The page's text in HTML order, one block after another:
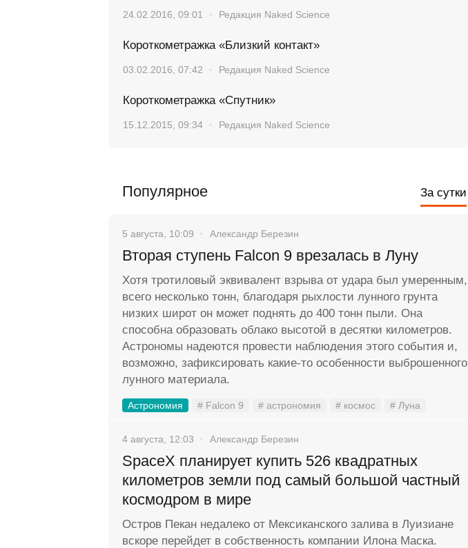
24.02.2016, 09:01 Редакция Naked Science
Короткометражка «Близкий контакт»
03.02.2016, 07:42 Редакция Naked Science
Короткометражка «Спутник»
15.12.2015, 09:34 Редакция Naked Science
Популярное За сутки
5 августа, 10:09 Александр Березин
Вторая ступень Falcon 9 врезалась в Луну
Хотя тротиловый эквивалент взрыва от удара был умеренным,
всего несколько тонн, благодаря рыхлости лунного грунта
низких широт он может поднять до 400 тонн пыли. Она
способна образовать облако высотой в десятки километров.
Астрономы надеются провести наблюдения этого события и,
возможно, зафиксировать какие-то особенности выброшенного
лунного материала.
Астрономия # Falcon 9 # астрономия # космос # Луна
4 августа, 12:03 Александр Березин
SpaceX планирует купить 526 квадратных
километров земли под самый большой частный
космодром в мире
Остров Пекан недалеко от Мексиканского залива в Луизиане
вскоре перейдет в собственность компании Илона Маска.